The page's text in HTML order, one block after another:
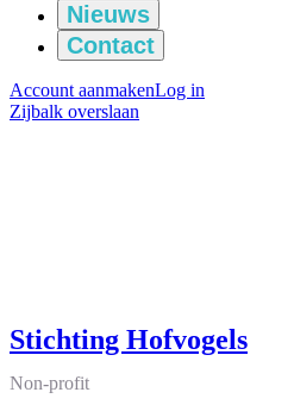
Nieuws
Contact
Account aanmakenLog in
Zijbalk overslaan
Stichting Hofvogels
Non-profit